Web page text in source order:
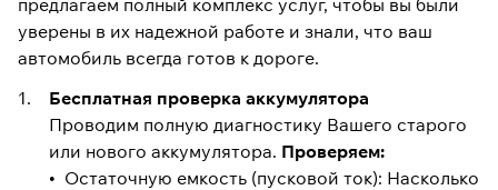
предлагаем полный комплекс услуг, чтобы вы были
уверены в их надежной работе и знали, что ваш
автомобиль всегда готов к дороге.
Бесплатная проверка аккумулятора
Проводим полную диагностику Вашего старого
или нового аккумулятора. Проверяем:
• Остаточную емкость (пусковой ток): Насколько